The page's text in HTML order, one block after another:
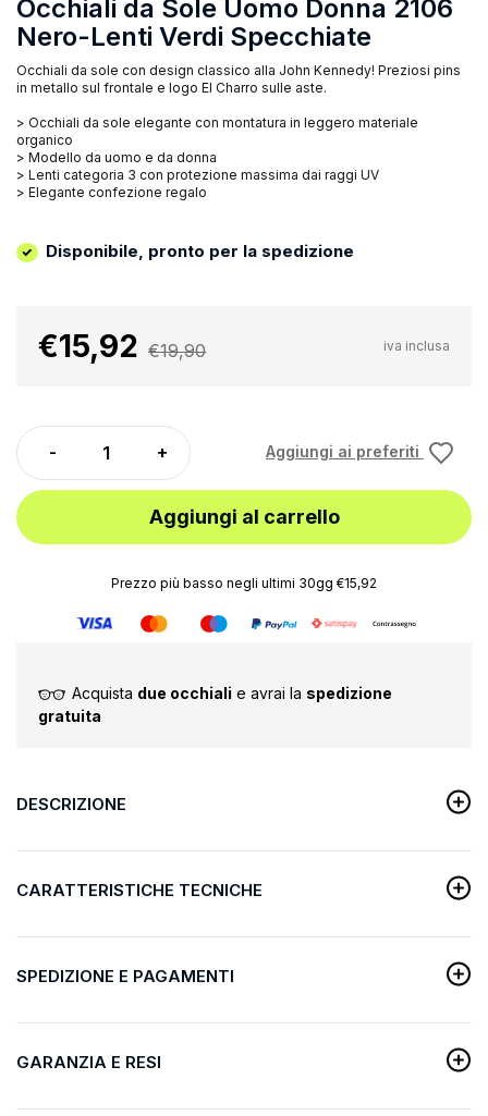
Occhiali da Sole Uomo Donna 2106
Nero-Lenti Verdi Specchiate
Occhiali da sole con design classico alla John Kennedy! Preziosi pins
in metallo sul frontale e logo El Charro sulle aste.
> Occhiali da sole elegante con montatura in leggero materiale
organico
> Modello da uomo e da donna
> Lenti categoria 3 con protezione massima dai raggi UV
> Elegante confezione regalo
Disponibile, pronto per la spedizione
€15,92 €19,90 iva inclusa
Aggiungi ai preferiti
Aggiungi al carrello
Prezzo più basso negli ultimi 30gg €15,92
Acquista due occhiali e avrai la spedizione
gratuita
DESCRIZIONE
CARATTERISTICHE TECNICHE
SPEDIZIONE E PAGAMENTI
GARANZIA E RESI